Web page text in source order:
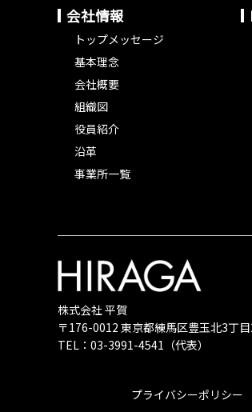
会社情報
トップメッセージ
基本理念
会社概要
組織図
役員紹介
沿革
事業所一覧
株式会社 平賀
〒176-0012 東京都練馬区豊玉北3丁
TEL： 03-3991-4541 （代表）
プライバシーポリシー